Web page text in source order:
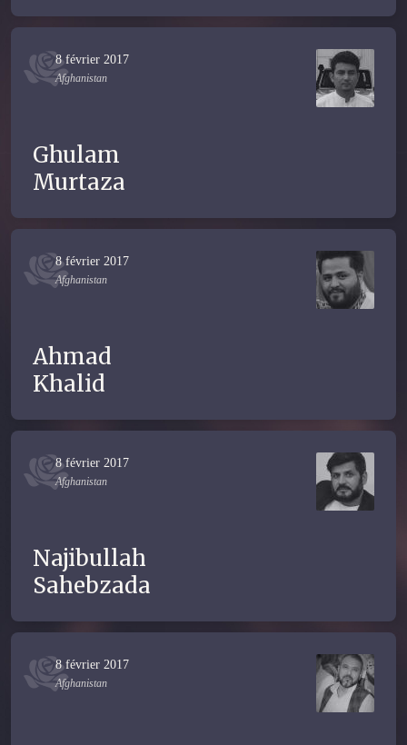
8 février 2017
Afghanistan
Ghulam
Murtaza
8 février 2017
Afghanistan
Ahmad
Khalid
8 février 2017
Afghanistan
Najibullah
Sahebzada
8 février 2017
Afghanistan